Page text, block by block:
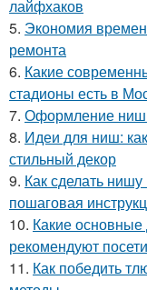
лайфхаков
5. Экономия
ремонта
6. Какие
стадионы есть в
7. Оформление
8. Идеи для ниш:
стильный декор
9. Как сделать нишу
пошаговая
10. Какие основные
рекомендуют
11. Как победить